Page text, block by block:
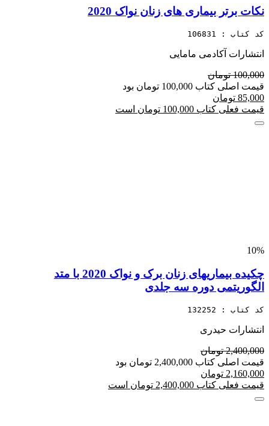
نکات برتر بیماری های زنان نواک 2020
کد کتاب : 106831
انتشارات آکادمی مامایی
100,000 تومان
قیمت اصلی کتاب 100,000 تومان بود
85,000 تومان
قیمت فعلی کتاب 100,000 تومان است
10%
چکیده بیماریهای زنان برک و نواک 2020 با متد
الگوریتمی دوره سه جلدی
کد کتاب : 132252
انتشارات حیدری
2,400,000 تومان
قیمت اصلی کتاب 2,400,000 تومان بود
2,160,000 تومان
قیمت فعلی کتاب 2,400,000 تومان است